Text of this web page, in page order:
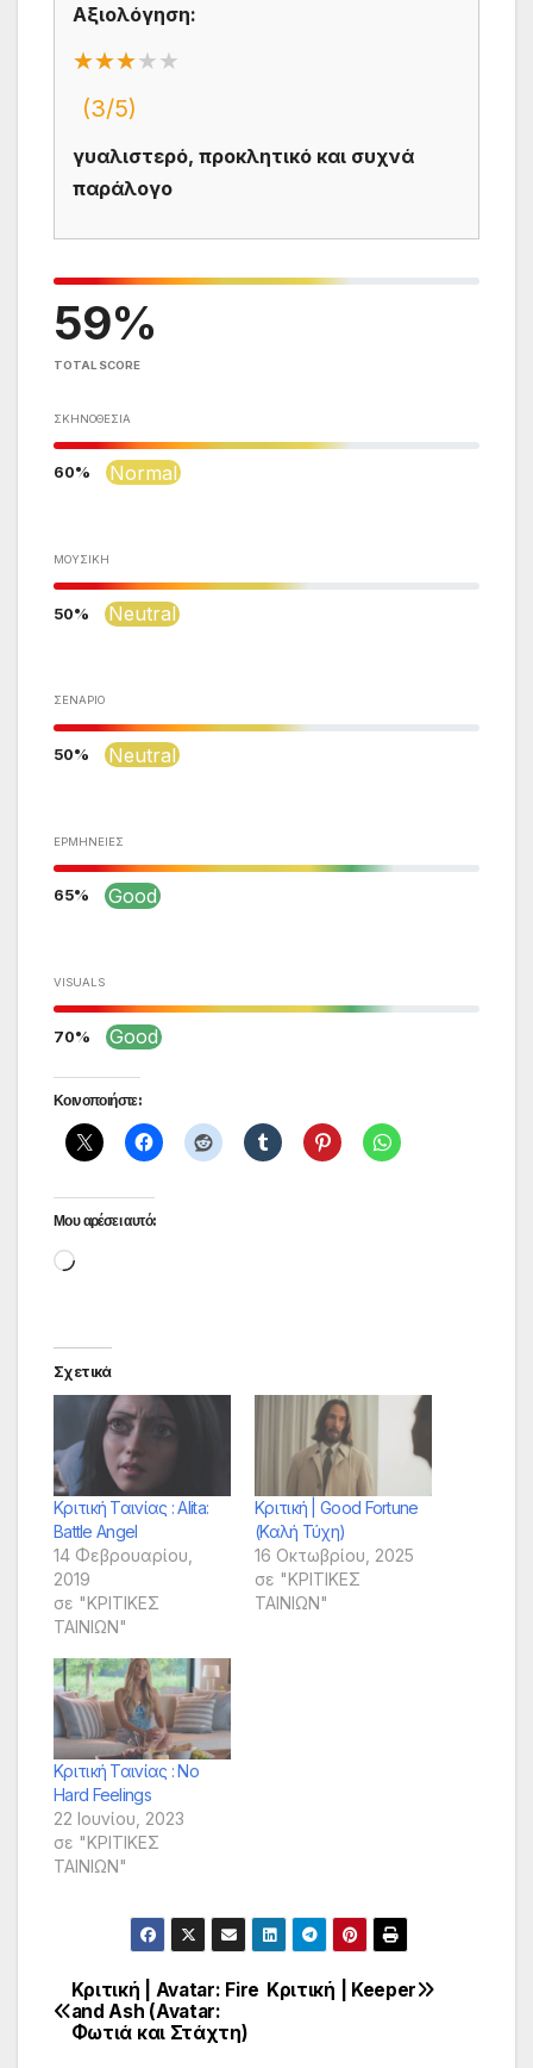
Αξιολόγηση:
★★★
★★★★★
(3/5)
γυαλιστερό, προκλητικό και συχνά
παράλογο
59
TOTAL SCORE
ΣΚΗΝΟΘΕΣΊΑ
60 Normal
ΜΟΥΣΙΚΉ
50 Neutral
ΣΕΝΆΡΙΟ
50 Neutral
ΕΡΜΗΝΕΊΕΣ
65 Good
VISUALS
70 Good
Κοινοποιήστε:
Μου αρέσει αυτό:
Loading…
Σχετικά
Κριτική Ταινίας : Alita:
Battle Angel
14 Φεβρουαρίου,
2019
σε "ΚΡΙΤΙΚΕΣ
ΤΑΙΝΙΩΝ"
Κριτική | Good Fortune
(Καλή Τύχη)
16 Οκτωβρίου, 2025
σε "ΚΡΙΤΙΚΕΣ
ΤΑΙΝΙΩΝ"
Κριτική Ταινίας : No
Hard Feelings
22 Ιουνίου, 2023
σε "ΚΡΙΤΙΚΕΣ
ΤΑΙΝΙΩΝ"
Πλοήγηση
άρθρων
Κριτική | Keeper
Κριτική | Avatar: Fire
and Ash (Avatar:
Φωτιά και Στάχτη)